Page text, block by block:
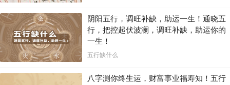
阴阳五行，调旺补缺，助运一生！通晓五
行，把控起伏波澜，调旺补缺，助运你的
一生！
五行缺什么
八字测你终生运，财富事业福寿知！五行